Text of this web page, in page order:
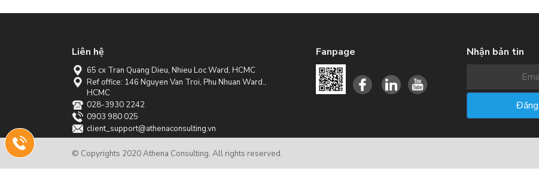
Liên hệ
65 cx Tran Quang Dieu, Nhieu Loc Ward, HCMC
Ref office: 146 Nguyen Van Troi, Phu Nhuan Ward.,
HCMC
028-3930 2242
0903 980 025
client_support@athenaconsulting.vn
Fanpage Nhận bản tin
© Copyrights 2020 Athena Consulting. All rights reserved.
0903
980